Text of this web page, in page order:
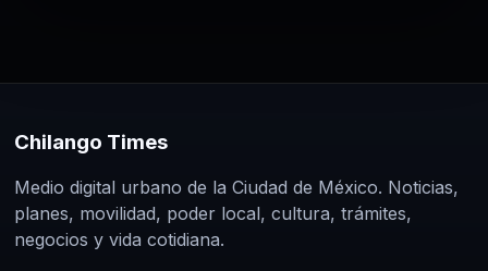
Chilango Times
Medio digital urbano de la Ciudad de México. Noticias,
planes, movilidad, poder local, cultura, trámites,
negocios y vida cotidiana.